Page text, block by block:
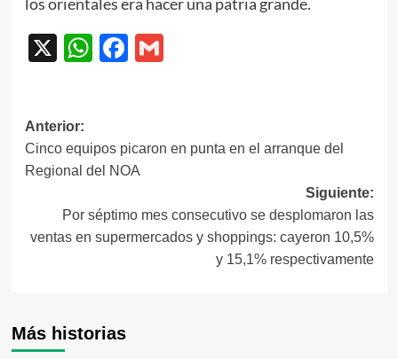
X WhatsApp
Facebook
Gmail
Navegación
de
entradas
Anterior:
Cinco equipos picaron en punta en el arranque del
Regional del NOA
Siguiente:
Por séptimo mes consecutivo se desplomaron las
ventas en supermercados y shoppings: cayeron 10,5%
y 15,1% respectivamente
Más historias